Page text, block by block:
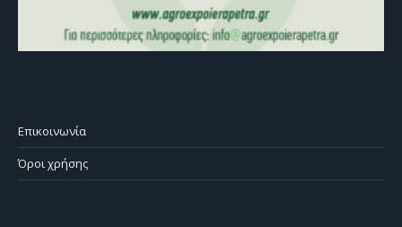
Επικοινωνία
Όροι χρήσης